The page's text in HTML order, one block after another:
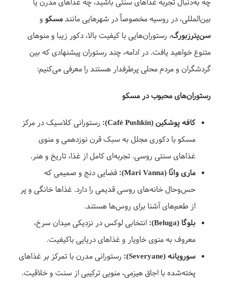
چه به‌دنبال تجربه غذاهای سنتی باشید، چه غذاهای مدرن یا
بین‌المللی، در روسیه مخصوصاً در شهرهایی مانندمسکو و
سن‌پترزبورگ، رستوران‌هایی با کیفیت بالا، دکور زیبا و منوهای
متنوع خواهید یافت. در ادامه، چند رستوران پیشنهادی که بین
گردشگران و مردم محلی پرطرفدار هستند را معرفی می‌کنیم:
رستوران‌های محبوب در مسکو
کافه پوشکین (Café Pushkin):
رستورانی کلاسیک در مرکز
مسکو با دکوری مجلل به سبک قرن نوزدهمی و منوی
غذاهای سنتی روسی. تجربه‌ای کامل از غذا، تاریخ و هنر.
ماری وانّا (Mari Vanna):
فضایی دنج و صمیمی که
حس‌وحال خانه‌های روسی قدیمی را دارد. غذاها خانگی و پر
از طعم‌های آشنا برای روس‌ها هستند.
بلوگا (Beluga):
انتخابی لوکس در نزدیکی میدان سرخ،
معروف به منوی خاویار و غذاهای دریایی باکیفیت.
سورویانه (Severyane):
رستورانی مدرن با تمرکز بر غذاهای
پخته‌شده با اجاق هیزمی، منویی ترکیبی از سنت و خلاقیت.